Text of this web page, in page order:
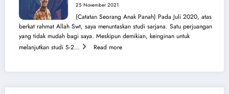
Tanah
Sijunjung
25 November 2021
(Catatan Seorang Anak Panah) Pada Juli 2020, atas
berkat rahmat Allah Swt, saya menuntaskan studi sarjana. Satu perjuangan
yang tidak mudah bagi saya. Meskipun demikian, keinginan untuk
melanjutkan studi S-2…
Read more:
Pengabdian,